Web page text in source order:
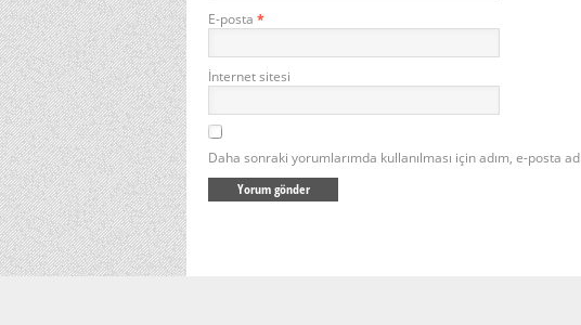
E-posta *
İnternet sitesi
Daha sonraki yorumlarımda kullanılması için adım, e-posta